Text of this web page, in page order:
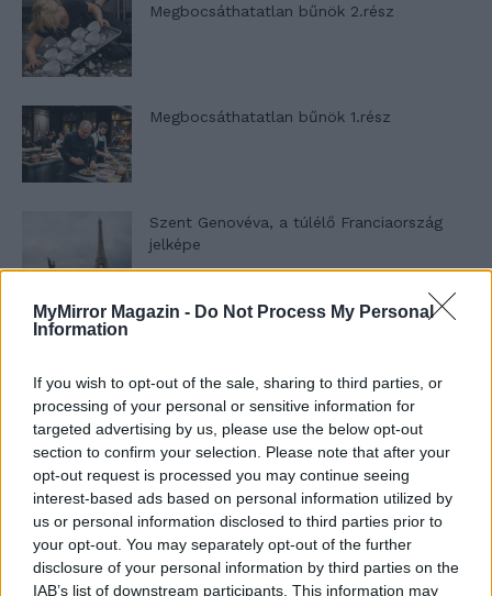
MyMirror Magazin - Do Not Process My Personal
Information
If you wish to opt-out of the sale, sharing to third parties, or
processing of your personal or sensitive information for
targeted advertising by us, please use the below opt-out
section to confirm your selection. Please note that after your
opt-out request is processed you may continue seeing
interest-based ads based on personal information utilized by
us or personal information disclosed to third parties prior to
your opt-out. You may separately opt-out of the further
disclosure of your personal information by third parties on the
IAB’s list of downstream participants. This information may
Megbocsáthatatlan bűnök 2.rész
Megbocsáthatatlan bűnök 1.rész
Szent Genovéva, a túlélő Franciaország
jelképe
Minka 11. rész
T. szereti a fiatal lányokat 14. rész